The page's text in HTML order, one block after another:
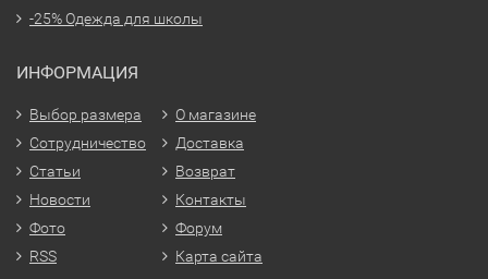
-25% Одежда для школы
ИНФОРМАЦИЯ
Выбор размера
Сотрудничество
Статьи
Новости
Фото
RSS
О магазине
Доставка
Возврат
Контакты
Форум
Карта сайта